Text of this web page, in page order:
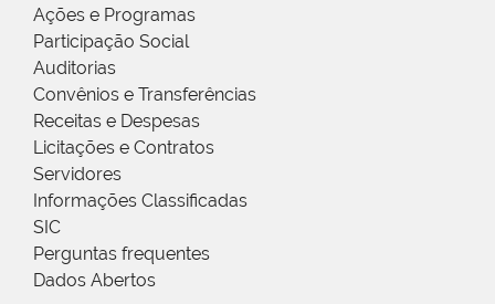
Ações e Programas
Participação Social
Auditorias
Convênios e Transferências
Receitas e Despesas
Licitações e Contratos
Servidores
Informações Classificadas
SIC
Perguntas frequentes
Dados Abertos